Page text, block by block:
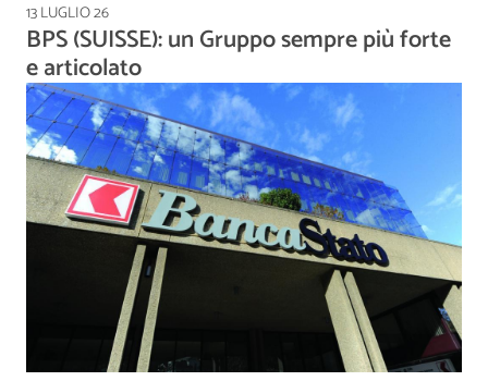
13 LUGLIO 26
BPS (SUISSE): un Gruppo sempre più forte
e articolato